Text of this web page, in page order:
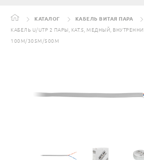
КАТАЛОГ КАБЕЛЬ ВИТАЯ ПАРА
КАБЕЛЬ U/UTP 2 ПАРЫ, КАТ.5, МЕДНЫЙ,
100М/305М/500М